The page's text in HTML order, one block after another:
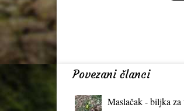
Povezani članci
Maslačak - biljka za